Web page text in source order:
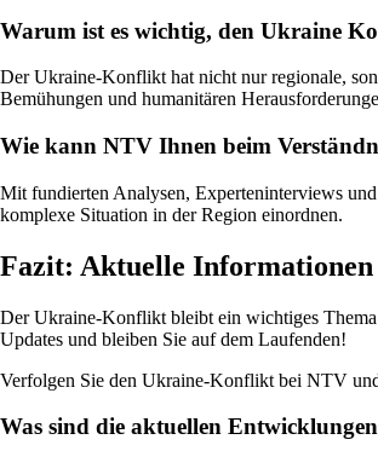
Warum ist es wichtig, den Ukraine
Der Ukraine-Konflikt hat nicht nur regionale,
Bemühungen und humanitären
Wie kann NTV Ihnen beim
Mit fundierten Analysen, Experteninterviews
komplexe Situation in der Region einordnen.
Fazit: Aktuelle
Der Ukraine-Konflikt bleibt ein wichtiges
Updates und bleiben Sie auf dem Laufenden!
Verfolgen Sie den Ukraine-Konflikt bei NTV
Was sind die aktuellen